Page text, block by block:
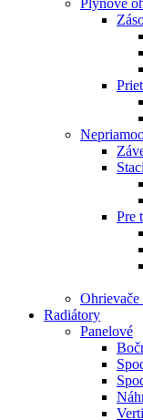
Plynové
Pre
Ohrievače
Radiátory
Panelové